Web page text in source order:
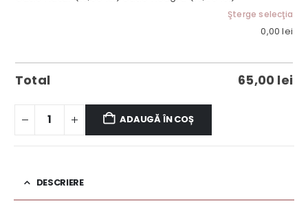
Şterge selecţia
0,00lei
Total 65,00 lei
ADAUGĂ ÎN COȘ
DESCRIERE